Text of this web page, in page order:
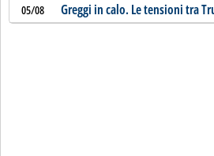
05/08 Greggi in calo. Le tensioni tra